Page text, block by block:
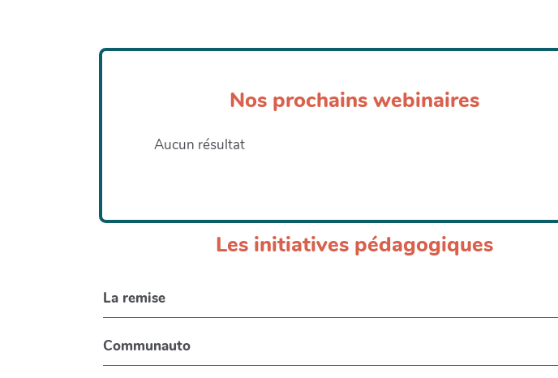
Nos prochains webinaires
Aucun résultat
Les initiatives pédagogiques
La remise
Communauto